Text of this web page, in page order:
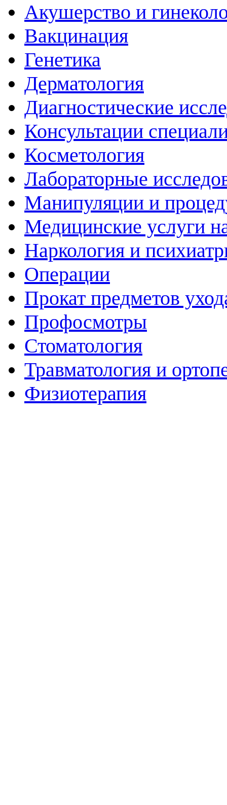
Акушерство и
Вакцинация
Генетика
Дерматология
Диагностические
Консультации
Косметология
Лабораторные
Манипуляции и
Медицинские услуги
Наркология и
Операции
Прокат предметов
Профосмотры
Стоматология
Травматология и
Физиотерапия